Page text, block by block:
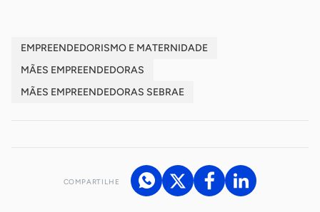
EMPREENDEDORISMO E MATERNIDADE
MÃES EMPREENDEDORAS
MÃES EMPREENDEDORAS SEBRAE
COMPARTILHE